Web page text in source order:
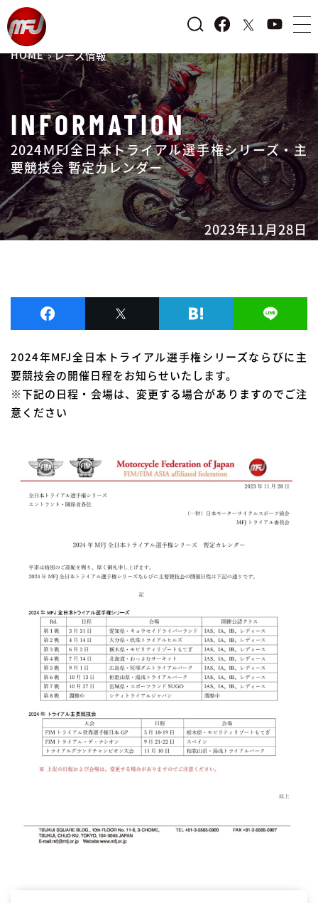
HOME レース情報
INFORMATION
2024ＭFJ全日本トライアル選手権シリーズ・主
要競技会 暫定カレンダー
2023年11月28日
2024年MFJ全日本トライアル選手権シリーズならびに主
要競技会の開催日程をお知らせいたします。
※下記の日程・会場は、変更する場合がありますのでご注
意ください